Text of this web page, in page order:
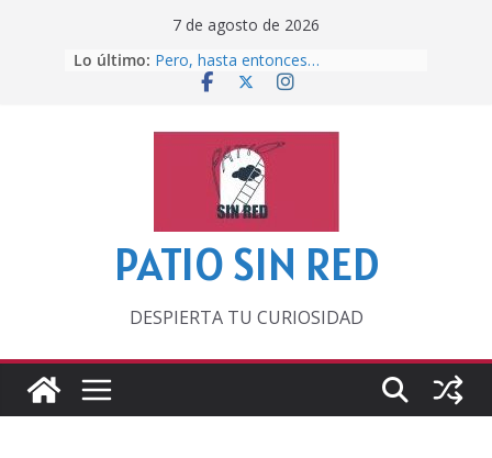
7 de agosto de 2026
Lo último: Pero, hasta entonces…
Por los viejos tiempos
lecturas veraniegas
Otra del Mundial
Lunática
PATIO SIN RED
DESPIERTA TU CURIOSIDAD